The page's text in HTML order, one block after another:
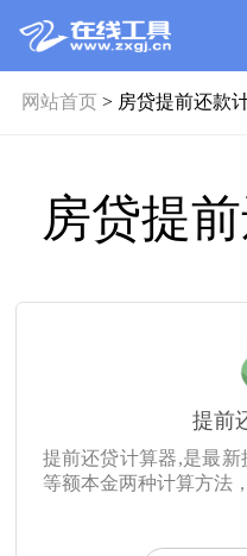
网站首页> 房贷提前还款
房贷提
提前
提前还贷计算器,是最
等额本金两种计算方法